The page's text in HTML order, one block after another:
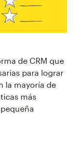
de CRM que
para lograr
la mayoría de
más